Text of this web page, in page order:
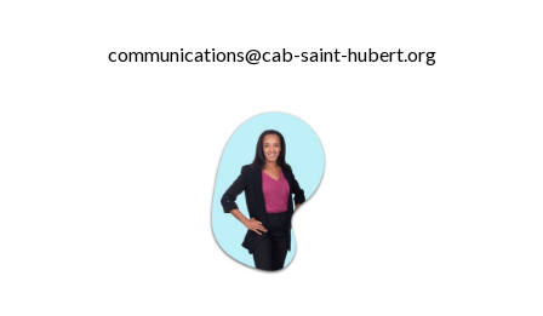
communications@cab-saint-hubert.org